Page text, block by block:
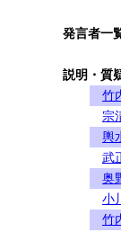
発言者一
説明・質
竹
宗
輿
武
奥
小
竹